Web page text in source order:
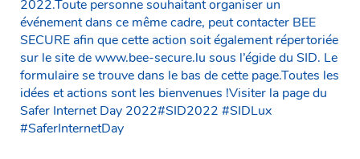
2022.Toute personne souhaitant organiser un
événement dans ce même cadre, peut contacter BEE
SECURE afin que cette action soit également répertoriée
sur le site de www.bee-secure.lu sous l’égide du SID. Le
formulaire se trouve dans le bas de cette page.Toutes les
idées et actions sont les bienvenues !Visiter la page du
Safer Internet Day 2022#SID2022 #SIDLux
#SaferInternetDay